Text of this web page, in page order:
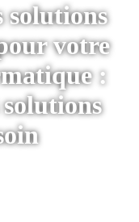
solutions
votre
:
solutions